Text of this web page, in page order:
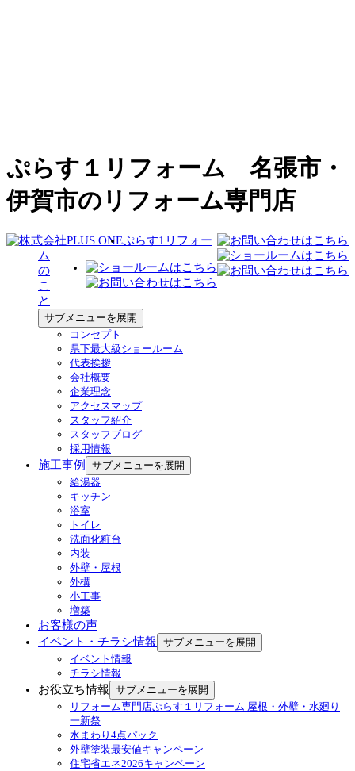
ぷらす１リフォーム 名張市・
伊賀市のリフォーム専門店
ぷらす1リフォー
ム
の
こ
と
サブメニューを展開
コンセプト
県下最大級ショールーム
代表挨拶
会社概要
企業理念
アクセスマップ
スタッフ紹介
スタッフブログ
採用情報
施工事例
サブメニューを展開
給湯器
キッチン
浴室
トイレ
洗面化粧台
内装
外壁・屋根
外構
小工事
増築
お客様の声
イベント・チラシ情報 サブメニューを展開
イベント情報
チラシ情報
お役立ち情報 サブメニューを展開
リフォーム専門店ぷらす１リフォーム 屋根・外壁・水廻り
一新祭
水まわり4点パック
外壁塗装最安値キャンペーン
住宅省エネ2026キャンペーン